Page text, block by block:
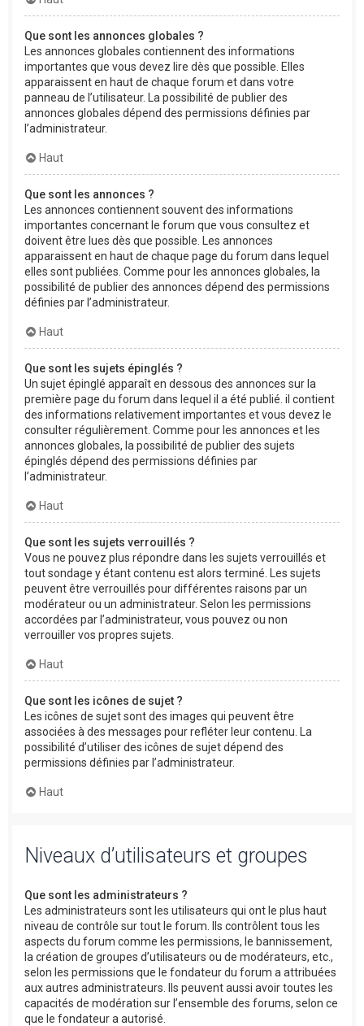
Que sont les annonces globales ?
Les annonces globales contiennent des informations
importantes que vous devez lire dès que possible. Elles
apparaissent en haut de chaque forum et dans votre
panneau de l’utilisateur. La possibilité de publier des
annonces globales dépend des permissions définies par
l’administrateur.
Haut
Que sont les annonces ?
Les annonces contiennent souvent des informations
importantes concernant le forum que vous consultez et
doivent être lues dès que possible. Les annonces
apparaissent en haut de chaque page du forum dans lequel
elles sont publiées. Comme pour les annonces globales, la
possibilité de publier des annonces dépend des permissions
définies par l’administrateur.
Haut
Que sont les sujets épinglés ?
Un sujet épinglé apparaît en dessous des annonces sur la
première page du forum dans lequel il a été publié. il contient
des informations relativement importantes et vous devez le
consulter régulièrement. Comme pour les annonces et les
annonces globales, la possibilité de publier des sujets
épinglés dépend des permissions définies par
l’administrateur.
Haut
Que sont les sujets verrouillés ?
Vous ne pouvez plus répondre dans les sujets verrouillés et
tout sondage y étant contenu est alors terminé. Les sujets
peuvent être verrouillés pour différentes raisons par un
modérateur ou un administrateur. Selon les permissions
accordées par l’administrateur, vous pouvez ou non
verrouiller vos propres sujets.
Haut
Que sont les icônes de sujet ?
Les icônes de sujet sont des images qui peuvent être
associées à des messages pour refléter leur contenu. La
possibilité d’utiliser des icônes de sujet dépend des
permissions définies par l’administrateur.
Haut
Niveaux d’utilisateurs et groupes
Que sont les administrateurs ?
Les administrateurs sont les utilisateurs qui ont le plus haut
niveau de contrôle sur tout le forum. Ils contrôlent tous les
aspects du forum comme les permissions, le bannissement,
la création de groupes d’utilisateurs ou de modérateurs, etc.,
selon les permissions que le fondateur du forum a attribuées
aux autres administrateurs. Ils peuvent aussi avoir toutes les
capacités de modération sur l’ensemble des forums, selon ce
que le fondateur a autorisé.